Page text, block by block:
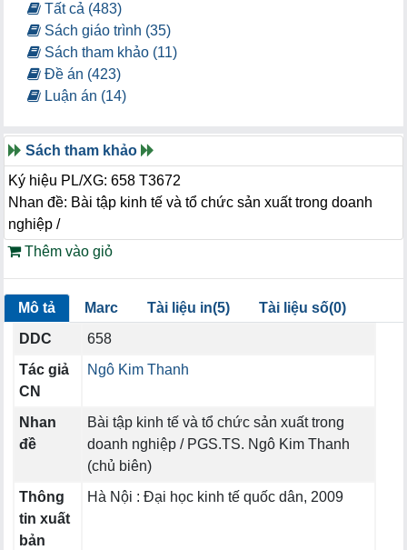
Tất cả (483)
Sách giáo trình (35)
Sách tham khảo (11)
Đề án (423)
Luận án (14)
Sách tham khảo
Ký hiệu PL/XG: 658 T3672
Nhan đề: Bài tập kinh tế và tổ chức sản xuất trong doanh
nghiệp /
Thêm vào giỏ
Mô tả Marc Tài liệu in(5)
Tài liệu số(0)
DDC
658
Tác giả
CN
Ngô Kim Thanh
Nhan
đề
Bài tập kinh tế và tổ chức sản xuất trong
doanh nghiệp / PGS.TS. Ngô Kim Thanh
(chủ biên)
Thông
tin xuất
bản
Hà Nội : Đại học kinh tế quốc dân, 2009